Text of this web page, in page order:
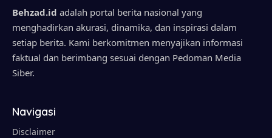
Behzad.id adalah portal berita nasional yang
menghadirkan akurasi, dinamika, dan inspirasi dalam
setiap berita. Kami berkomitmen menyajikan informasi
faktual dan berimbang sesuai dengan Pedoman Media
Siber.
Navigasi
Disclaimer